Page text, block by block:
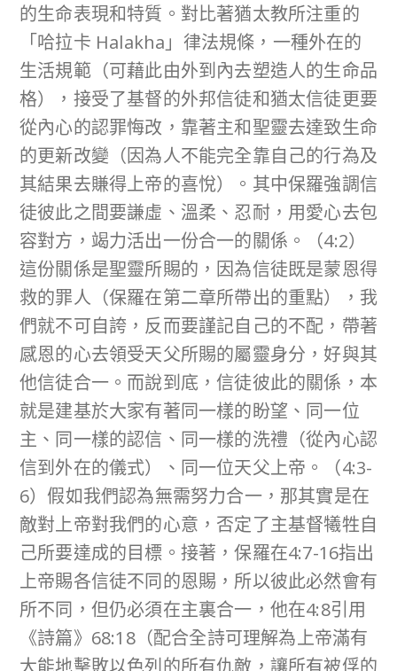
的生命表現和特質。對比著猶太教所注重的
「哈拉卡 Halakha」律法規條，一種外在的
生活規範（可藉此由外到內去塑造人的生命品
格），接受了基督的外邦信徒和猶太信徒更要
從內心的認罪悔改，靠著主和聖靈去達致生命
的更新改變（因為人不能完全靠自己的行為及
其結果去賺得上帝的喜悅）。其中保羅強調信
徒彼此之間要謙虛、溫柔、忍耐，用愛心去包
容對方，竭力活出一份合一的關係。（4:2）
這份關係是聖靈所賜的，因為信徒既是蒙恩得
救的罪人（保羅在第二章所帶出的重點），我
們就不可自誇，反而要謹記自己的不配，帶著
感恩的心去領受天父所賜的屬靈身分，好與其
他信徒合一。而說到底，信徒彼此的關係，本
就是建基於大家有著同一樣的盼望、同一位
主、同一樣的認信、同一樣的洗禮（從內心認
信到外在的儀式）、同一位天父上帝。（4:3-
6）假如我們認為無需努力合一，那其實是在
敵對上帝對我們的心意，否定了主基督犧牲自
己所要達成的目標。接著，保羅在4:7-16指出
上帝賜各信徒不同的恩賜，所以彼此必然會有
所不同，但仍必須在主裏合一，他在4:8引用
《詩篇》68:18（配合全詩可理解為上帝滿有
大能地擊敗以色列的所有仇敵，讓所有被俘的